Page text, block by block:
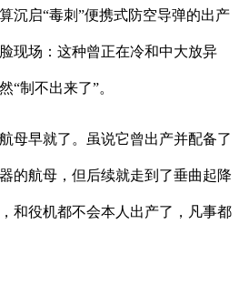
启“毒刺”便携式防空导弹的出产
现场：这种曾正在冷和中大放异
“制不出来了”。
早就了。虽说它曾出产并配备了
的航母，但后续就走到了垂曲起降
和役机都不会本人出产了，凡事都